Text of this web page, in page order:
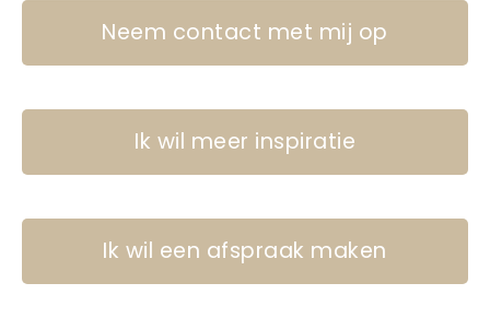
Neem contact met mij op
Ik wil meer inspiratie
Ik wil een afspraak maken